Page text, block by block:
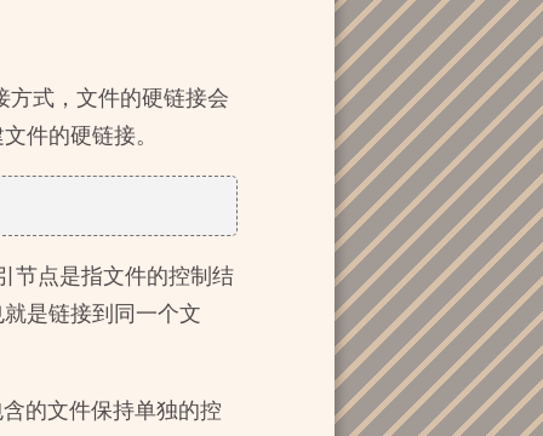
方式，文件的硬链接会
件的硬链接。
节点是指文件的控制结
是链接到同一个文
的文件保持单独的控